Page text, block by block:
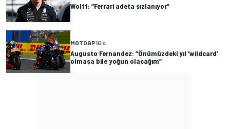
Wolff: “Ferrari adeta sızlanıyor”
MOTOGP16 s
Augusto Fernandez: “Önümüzdeki yıl ‘wildcard’
olmasa bile yoğun olacağım”